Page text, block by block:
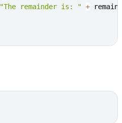
"The remainder is: " +